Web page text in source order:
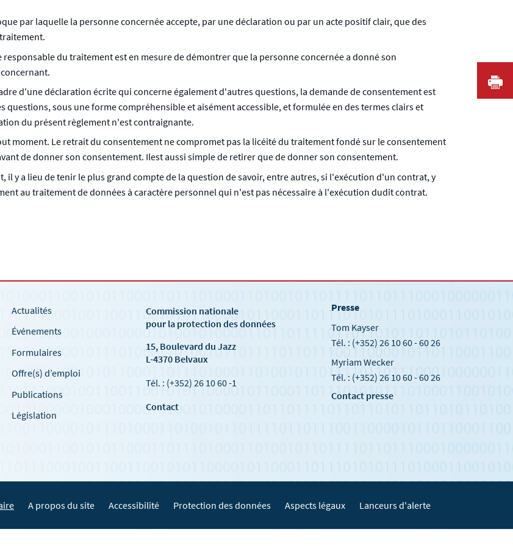
par laquelle la personne concernée accepte, par une déclaration ou par un acte positif clair, que des
du traitement est en mesure de démontrer que la personne concernée a donné son
d'une déclaration écrite qui concerne également d'autres questions, la demande de consentement est
sous une forme compréhensible et aisément accessible, et formulée en des termes clairs et
du présent règlement n'est contraignante.
moment. Le retrait du consentement ne compromet pas la licéité du traitement fondé sur le consentement
de donner son consentement. Ilest aussi simple de retirer que de donner son consentement.
y a lieu de tenir le plus grand compte de la question de savoir, entre autres, si l'exécution d'un contrat, y
au traitement de données à caractère personnel qui n'est pas nécessaire à l'exécution dudit contrat.
Actualités
Événements
Formulaires
Offre(s) d’emploi
Publications
Législation
Commission nationale
pour la protection des données
15, Boulevard du Jazz
L-4370 Belvaux
Tél. : (+352) 26 10 60 -1
Contact
Presse
Tom Kayser
Tél. : (+352) 26 10 60 - 60 26
Myriam Wecker
Tél. : (+352) 26 10 60 - 60 26
Contact presse
A propos du site Accessibilité Protection des données Aspects légaux Lanceurs d'alerte